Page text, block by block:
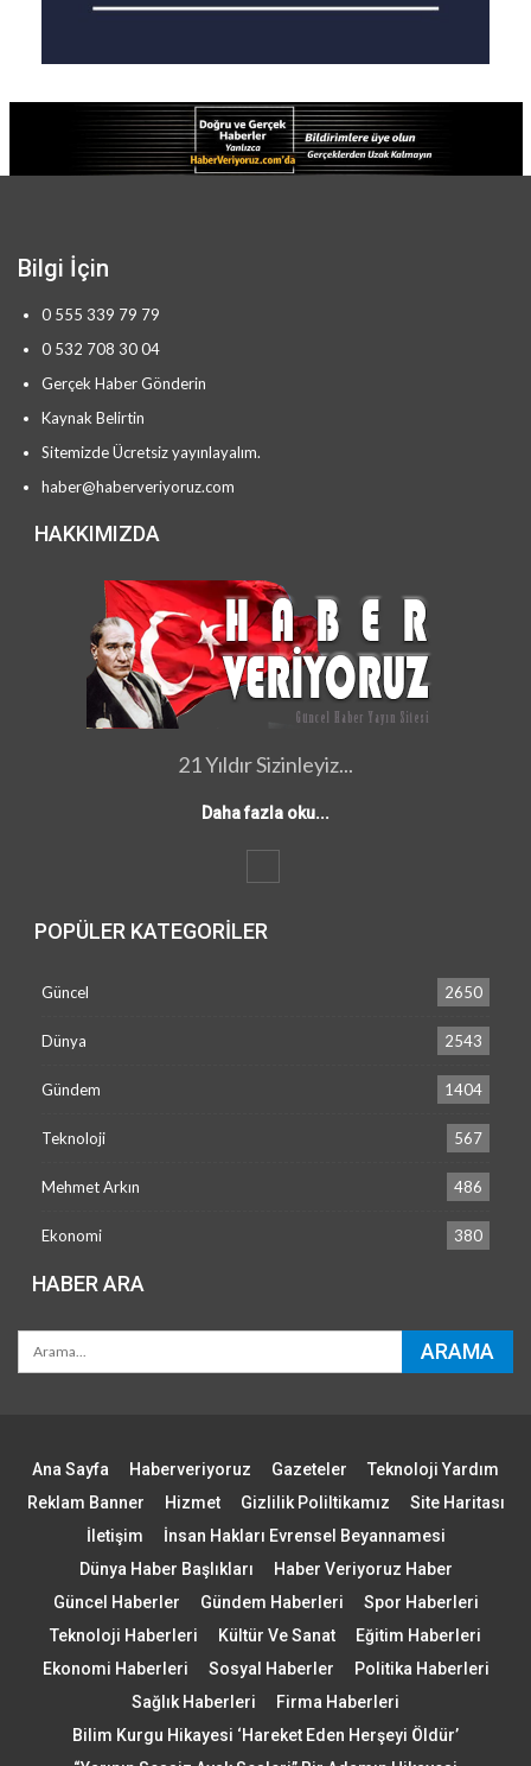
Bilgi İçin
0 555 339 79 79
0 532 708 30 04
Gerçek Haber Gönderin
Kaynak Belirtin
Sitemizde Ücretsiz yayınlayalım.
haber@haberveriyoruz.com
HAKKIMIZDA
21 Yıldır Sizinleyiz...
Daha fazla oku...
POPÜLER KATEGORILER
Güncel 2650
Dünya 2543
Gündem 1404
Teknoloji 567
Mehmet Arkın 486
Ekonomi 380
HABER ARA
Ana Sayfa Haberveriyoruz Gazeteler
Teknoloji Yardım
Reklam Banner
Hizmet Gizlilik Poliltikamız
Site Haritası
İletişim
İnsan Hakları Evrensel Beyannamesi
Dünya Haber Başlıkları
Haber Veriyoruz Haber
Güncel Haberler
Gündem Haberleri
Spor Haberleri
Teknoloji Haberleri
Kültür Ve Sanat
Eğitim Haberleri
Ekonomi Haberleri
Sosyal Haberler
Politika Haberleri
Sağlık Haberleri
Firma Haberleri
Bilim Kurgu Hikayesi ‘Hareket Eden Herşeyi Öldür’